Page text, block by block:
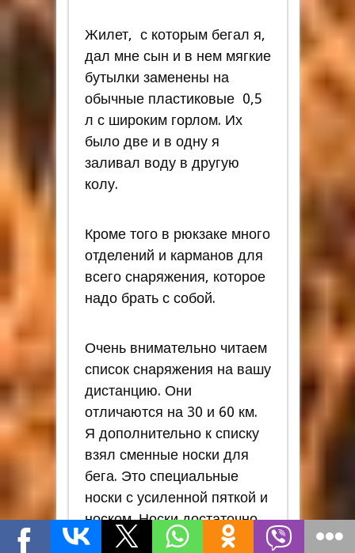
Жилет, с которым бегал я,
дал мне сын и в нем мягкие
бутылки заменены на
обычные пластиковые 0,5
л с широким горлом. Их
было две и в одну я
заливал воду в другую
колу.
Кроме того в рюкзаке много
отделений и карманов для
всего снаряжения, которое
надо брать с собой.
Очень внимательно читаем
список снаряжения на вашу
дистанцию. Они
отличаются на 30 и 60 км.
Я дополнительно к списку
взял сменные носки для
бега. Это специальные
носки с усиленной пяткой и
носком. Носки достаточно
плотные, обычно в таких